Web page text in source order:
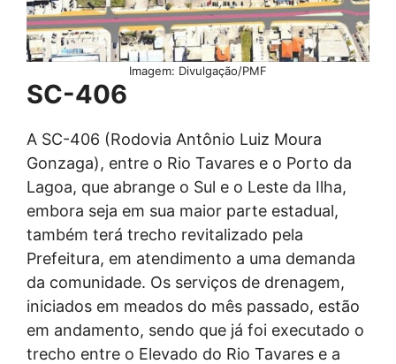
Imagem: Divulgação/PMF
SC-406
A SC-406 (Rodovia Antônio Luiz Moura
Gonzaga), entre o Rio Tavares e o Porto da
Lagoa, que abrange o Sul e o Leste da Ilha,
embora seja em sua maior parte estadual,
também terá trecho revitalizado pela
Prefeitura, em atendimento a uma demanda
da comunidade. Os serviços de drenagem,
iniciados em meados do mês passado, estão
em andamento, sendo que já foi executado o
trecho entre o Elevado do Rio Tavares e a